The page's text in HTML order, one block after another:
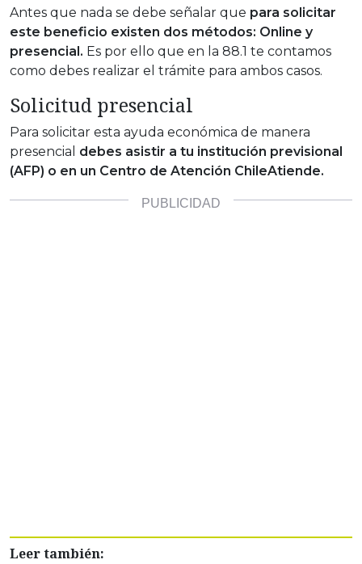
Antes que nada se debe señalar que para solicitar
este beneficio existen dos métodos: Online y
presencial. Es por ello que en la 88.1 te contamos
como debes realizar el trámite para ambos casos.
Solicitud presencial
Para solicitar esta ayuda económica de manera
presencial debes asistir a tu institución previsional
(AFP) o en un Centro de Atención ChileAtiende.
Leer también: